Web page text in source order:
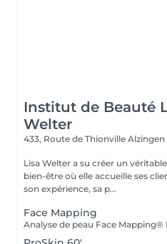
Institut de Beauté
Welter
433, Route de Thionville Alzingen
Lisa Welter a su créer un
bien-être où elle accueille ses
son expérience, sa p...
Face Mapping